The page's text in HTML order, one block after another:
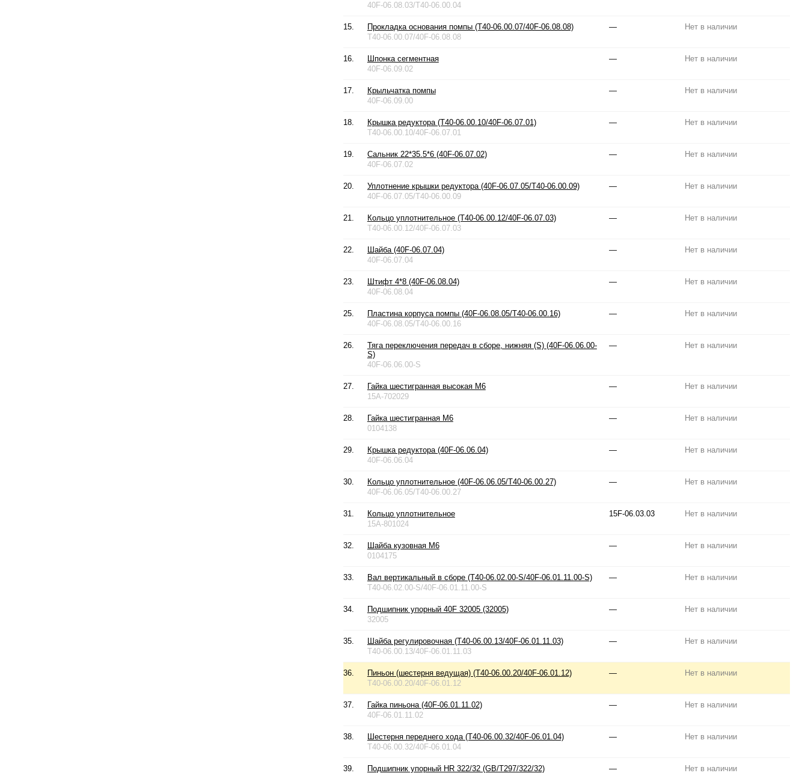
40F-06.08.03/T40-06.00.04
15.
Прокладка основания помпы (T40-06.00.07/40F-06.08.08)
T40-06.00.07/40F-06.08.08
— Нет в наличии
16.
Шпонка сегментная
40F-06.09.02
— Нет в наличии
17.
Крыльчатка помпы
40F-06.09.00
— Нет в наличии
18.
Крышка редуктора (T40-06.00.10/40F-06.07.01)
T40-06.00.10/40F-06.07.01
— Нет в наличии
19.
Сальник 22*35.5*6 (40F-06.07.02)
40F-06.07.02
— Нет в наличии
20.
Уплотнение крышки редуктора (40F-06.07.05/T40-06.00.09)
40F-06.07.05/T40-06.00.09
— Нет в наличии
21.
Кольцо уплотнительное (T40-06.00.12/40F-06.07.03)
T40-06.00.12/40F-06.07.03
— Нет в наличии
22.
Шайба (40F-06.07.04)
40F-06.07.04
— Нет в наличии
23.
Штифт 4*8 (40F-06.08.04)
40F-06.08.04
— Нет в наличии
25.
Пластина корпуса помпы (40F-06.08.05/T40-06.00.16)
40F-06.08.05/T40-06.00.16
— Нет в наличии
26.
Тяга переключения передач в сборе, нижняя (S) (40F-06.06.00-
S)
40F-06.06.00-S
— Нет в наличии
27.
Гайка шестигранная высокая М6
15A-702029
— Нет в наличии
28.
Гайка шестигранная М6
0104138
— Нет в наличии
29.
Крышка редуктора (40F-06.06.04)
40F-06.06.04
— Нет в наличии
30.
Кольцо уплотнительное (40F-06.06.05/T40-06.00.27)
40F-06.06.05/T40-06.00.27
— Нет в наличии
31.
Кольцо уплотнительное
15A-801024
15F-06.03.03 Нет в наличии
32.
Шайба кузовная М6
0104175
— Нет в наличии
33.
Вал вертикальный в сборе (T40-06.02.00-S/40F-06.01.11.00-S)
T40-06.02.00-S/40F-06.01.11.00-S
— Нет в наличии
34.
Подшипник упорный 40F 32005 (32005)
32005
— Нет в наличии
35.
Шайба регулировочная (T40-06.00.13/40F-06.01.11.03)
T40-06.00.13/40F-06.01.11.03
— Нет в наличии
36.
Пиньон (шестерня ведущая) (T40-06.00.20/40F-06.01.12)
T40-06.00.20/40F-06.01.12
— Нет в наличии
37.
Гайка пиньона (40F-06.01.11.02)
40F-06.01.11.02
— Нет в наличии
38.
Шестерня переднего хода (T40-06.00.32/40F-06.01.04)
T40-06.00.32/40F-06.01.04
— Нет в наличии
39.
Подшипник упорный HR 322/32 (GB/T297/322/32)
— Нет в наличии